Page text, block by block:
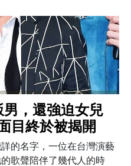
，還強迫女兒
目終於被揭開
的名字，一位在台灣演藝
歌聲陪伴了幾代人的時